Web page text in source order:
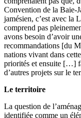
Convention de la Baie-
jamésien, c’est avec la
comprend pas
avons besoin d’avoir
recommandations [du
nations vivant dans
priorités et ensuite […]
d’autres projets sur le
Le territoire
La question de
identifiée comme un